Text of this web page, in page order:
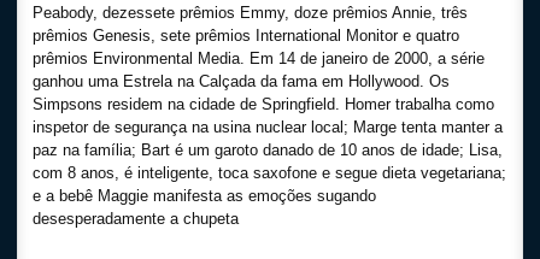
Peabody, dezessete prêmios Emmy, doze prêmios Annie, três
prêmios Genesis, sete prêmios International Monitor e quatro
prêmios Environmental Media. Em 14 de janeiro de 2000, a série
ganhou uma Estrela na Calçada da fama em Hollywood. Os
Simpsons residem na cidade de Springfield. Homer trabalha como
inspetor de segurança na usina nuclear local; Marge tenta manter a
paz na família; Bart é um garoto danado de 10 anos de idade; Lisa,
com 8 anos, é inteligente, toca saxofone e segue dieta vegetariana;
e a bebê Maggie manifesta as emoções sugando
desesperadamente a chupeta